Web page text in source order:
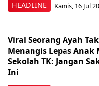
HEADLINE Kamis, 16 Jul
Viral Seorang Ayah
Menangis Lepas Anak
Sekolah TK: Jangan
Ini